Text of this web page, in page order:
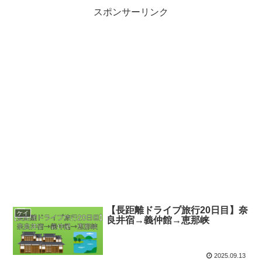
スポンサーリンク
ケイ
【長距離ドライブ旅行20日目】奈
良井宿→義仲館→恵那峡
2025.09.13